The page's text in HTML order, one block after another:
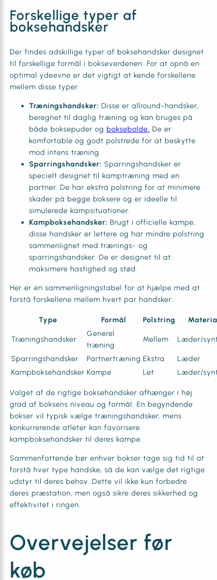
Forskellige typer af
boksehandsker
Der findes adskillige typer af boksehandsker designet
til forskellige formål i bokseverdenen. For at opnå en
optimal ydeevne er det vigtigt at kende forskellene
mellem disse typer.
Træningshandsker: Disse er allround-handsker,
beregnet til daglig træning og kan bruges på
både boksepuder og boksebolde. De er
komfortable og godt polstrede for at beskytte
mod intens træning.
Sparringshandsker: Sparringshandsker er
specielt designet til kamptræning med en
partner. De har ekstra polstring for at minimere
skader på begge boksere og er ideelle til
simulerede kampsituationer.
Kampboksehandsker: Brugt i officielle kampe,
disse handsker er lettere og har mindre polstring
sammenlignet med trænings- og
sparringshandsker. De er designet til at
maksimere hastighed og stød.
Her er en sammenligningstabel for at hjælpe med at
forstå forskellene mellem hvert par handsker:
Type Formål Polstring
Træningshandsker
Generel
træning
Mellem Læder/
Sparringshandsker Partnertræning Ekstra
Læder
Kampboksehandsker Kampe Let Læder/
Valget af de rigtige boksehandsker afhænger i høj
grad af boksens niveau og formål. En begyndende
bokser vil typisk vælge træningshandsker, mens
konkurrerende atleter kan favorisere
kampboksehandsker til deres kampe.
Sammenfattende bør enhver bokser tage sig tid til at
forstå hver type handske, så de kan vælge det rigtige
udstyr til deres behov. Dette vil ikke kun forbedre
deres præstation, men også sikre deres sikkerhed og
effektivitet i ringen.
Overvejelser før
køb